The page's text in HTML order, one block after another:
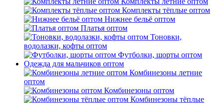
Комплекты тёплые оптом
Нижнее бельё оптом
Платья оптом
Тоновки,
водолазки, кофты оптом
Футболки, шорты оптом
Одежда для мальчиков оптом
Комбинезоны летние
оптом
Комбинезоны оптом
Комбинезоны тёплые